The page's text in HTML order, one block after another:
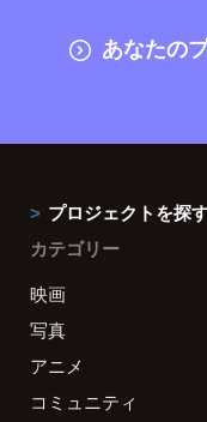
あなたの
プロジェクトを探
カテゴリー
映画
写真
アニメ
コミュニティ